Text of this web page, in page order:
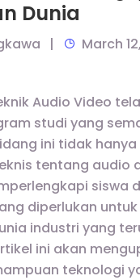
Dunia
March
Audio Video
studi yang
ini tidak
tentang audio
siswa
diperlukan
industri yang
ini akan
teknologi